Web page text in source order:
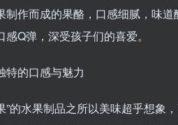
制作而成的果酪，口感细腻，味
感Q弹，深受孩子们的喜爱。
特的口感与魅力
”的水果制品之所以美味超乎想象